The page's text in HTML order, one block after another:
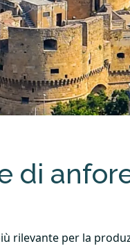
di
rilevante per la